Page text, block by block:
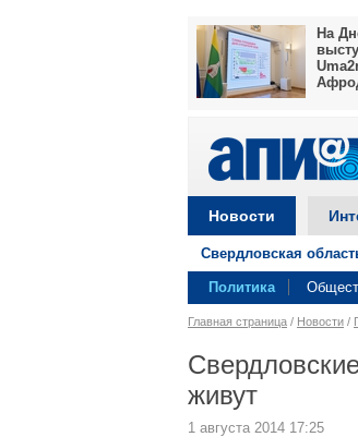
На
Новости
Свердловская
Политика
Главная страница / Новости /
живут
1 августа 2014 17:25